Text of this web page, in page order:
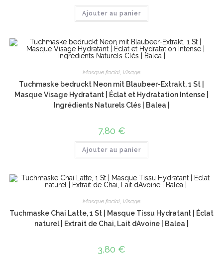
Ajouter au panier
Masque facial Visage
Tuchmaske bedruckt Neon mit Blaubeer-Extrakt, 1 St |
Masque Visage Hydratant | Éclat et Hydratation Intense |
Ingrédients Naturels Clés | Balea |
7,80 €
Ajouter au panier
Masque facial, Visage
Tuchmaske Chai Latte, 1 St | Masque Tissu Hydratant | Éclat
naturel | Extrait de Chai, Lait dAvoine | Balea |
3,80 €